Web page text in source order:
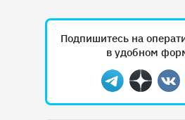
Подпишитесь на
в удобном
Telegram
Дзен